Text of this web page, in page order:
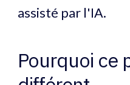
assisté par l'IA.
Pourquoi ce